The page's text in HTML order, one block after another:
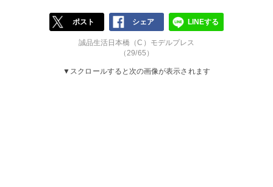
ポスト シェア LINEする
誠品生活日本橋（C）モデルプレス
（29/65）
▼スクロールすると次の画像が表示されます